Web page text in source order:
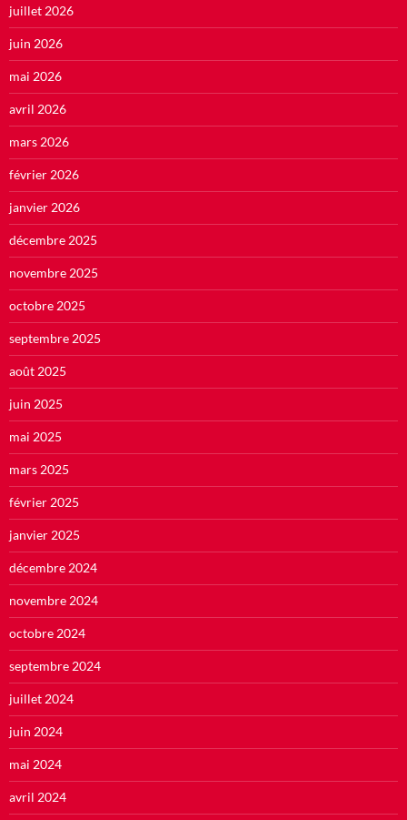
juillet 2026
juin 2026
mai 2026
avril 2026
mars 2026
février 2026
janvier 2026
décembre 2025
novembre 2025
octobre 2025
septembre 2025
août 2025
juin 2025
mai 2025
mars 2025
février 2025
janvier 2025
décembre 2024
novembre 2024
octobre 2024
septembre 2024
juillet 2024
juin 2024
mai 2024
avril 2024